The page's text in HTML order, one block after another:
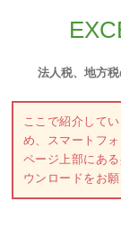
法人税、地方
ここで紹介して
め、スマートフ
ページ上部にあ
ウンロードをお願